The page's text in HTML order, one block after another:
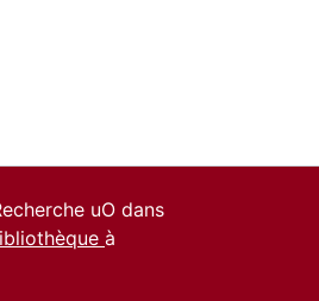
uO dans
à